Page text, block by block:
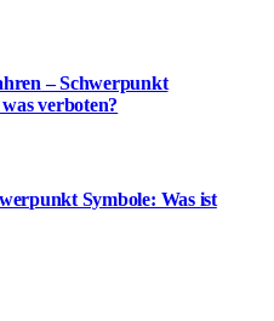
– Schwerpunkt
verboten?
Symbole: Was ist